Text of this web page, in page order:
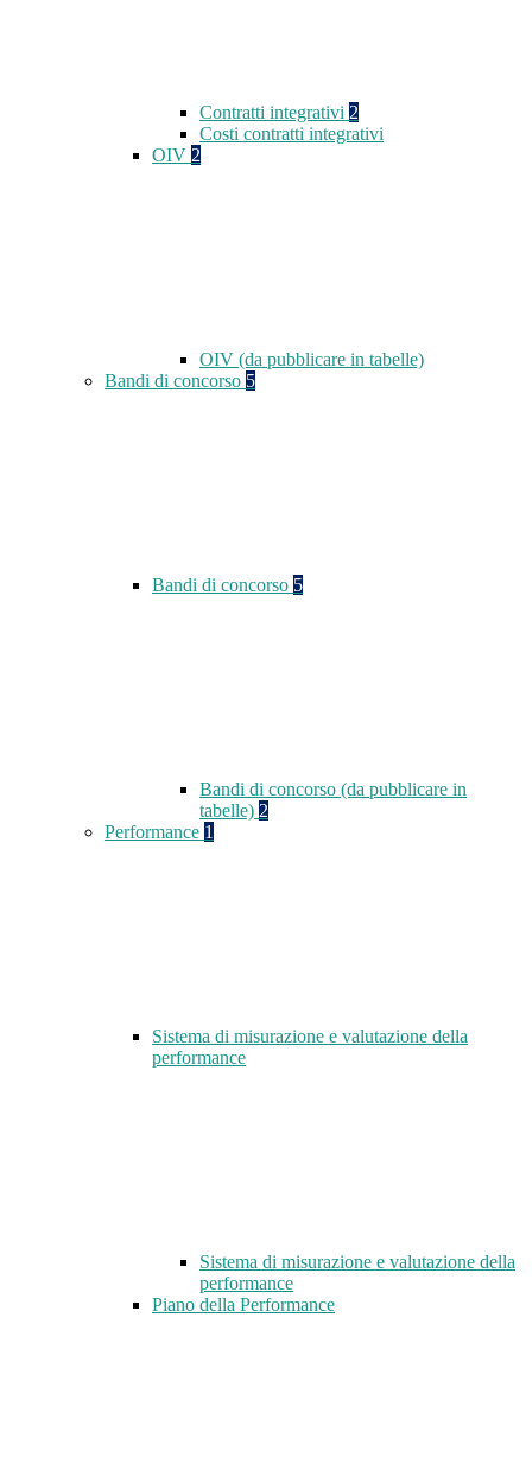
Contratti integrativi 2
Costi contratti integrativi
OIV 2
OIV (da pubblicare in tabelle)
Bandi di concorso 5
Bandi di concorso 5
Bandi di concorso (da pubblicare in
tabelle) 2
Performance 1
Sistema di misurazione e valutazione della
performance
Sistema di misurazione e valutazione della
performance
Piano della Performance